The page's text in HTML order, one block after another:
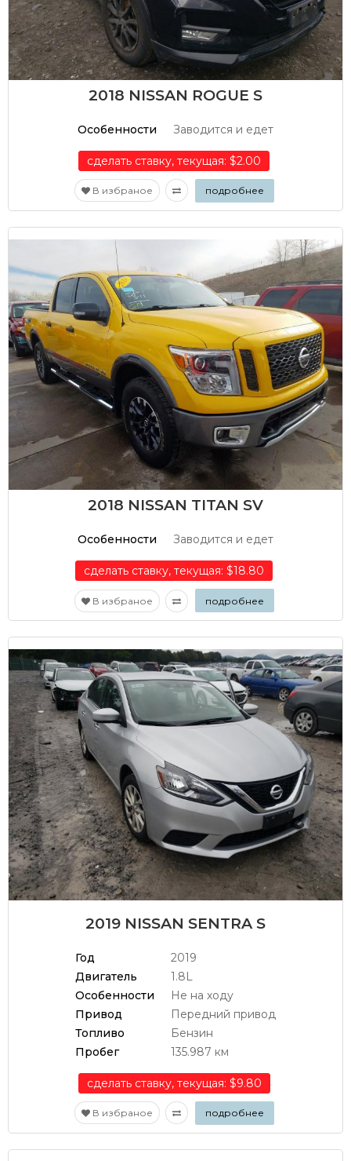
2018 NISSAN ROGUE S
Особенности Заводится и едет
сделать ставку, текущая: $2.00
В избраное подробнее
2018 NISSAN TITAN SV
Особенности Заводится и едет
сделать ставку, текущая: $18.80
В избраное подробнее
2019 NISSAN SENTRA S
Год
2019
Двигатель
1.8L
Особенности
Не на ходу
Привод
Передний привод
Топливо
Бензин
Пробег
135.987 км
сделать ставку, текущая: $9.80
В избраное подробнее